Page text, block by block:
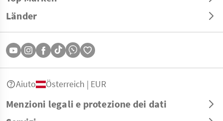
Länder
Menzioni legali e protezione dei dati
Aiuto Österreich | EUR